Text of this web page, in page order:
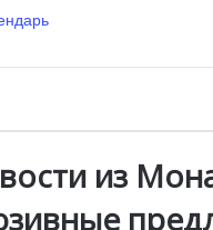
президентиз